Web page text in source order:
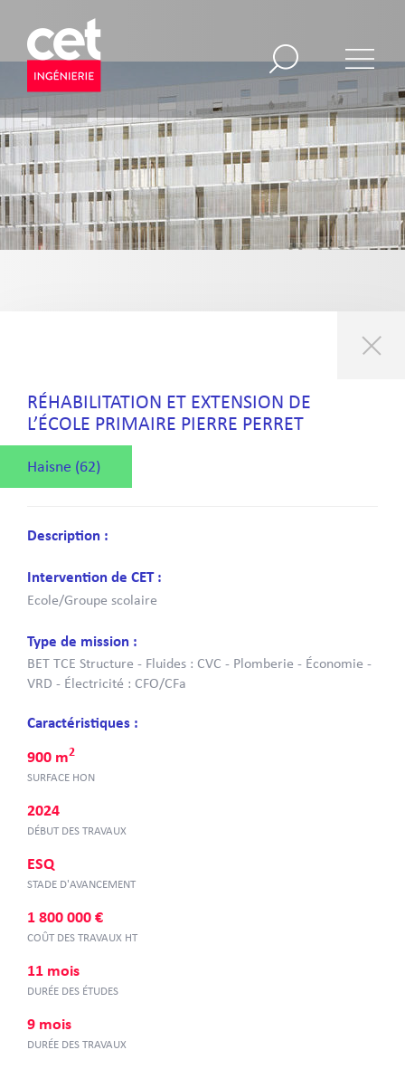
RÉHABILITATION ET EXTENSION DE
L’ÉCOLE PRIMAIRE PIERRE PERRET
Haisne (62)
Description :
Intervention de CET :
Ecole/Groupe scolaire
Type de mission :
BET TCE Structure - Fluides : CVC - Plomberie - Économie -
VRD - Électricité : CFO/CFa
Caractéristiques :
900 m2
SURFACE HON
2024
DÉBUT DES TRAVAUX
ESQ
STADE D'AVANCEMENT
1 800 000 €
COÛT DES TRAVAUX HT
11 mois
DURÉE DES ÉTUDES
9 mois
DURÉE DES TRAVAUX